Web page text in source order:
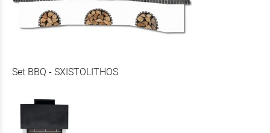
Set BBQ - SXISTOLITHOS